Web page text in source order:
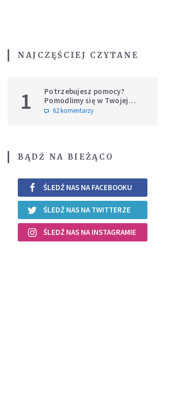
NAJCZĘŚCIEJ CZYTANE
1
Potrzebujesz pomocy?
Pomodlimy się w Twojej
intencji
62 komentarzy
BĄDŹ NA BIEŻĄCO
ŚLEDŹ NAS NA FACEBOOKU
ŚLEDŹ NAS NA TWITTERZE
ŚLEDŹ NAS NA INSTAGRAMIE